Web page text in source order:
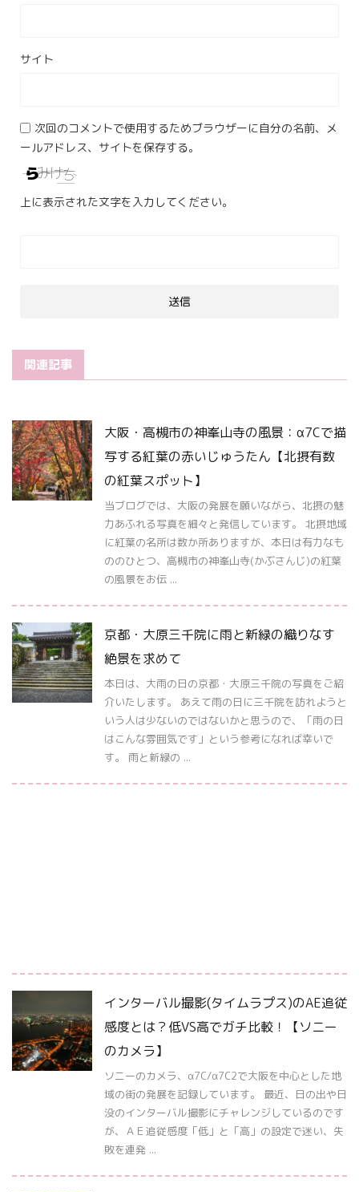
サイト
次回のコメントで使用するためブラウザーに自分の名前、メ
ールアドレス、サイトを保存する。
上に表示された文字を入力してください。
関連記事
大阪・高槻市の神峯山寺の風景：α7Cで描
写する紅葉の赤いじゅうたん【北摂有数
の紅葉スポット】
当ブログでは、大阪の発展を願いながら、北摂の魅
力あふれる写真を細々と発信しています。 北摂地域
に紅葉の名所は数か所ありますが、本日は有力なも
ののひとつ、高槻市の神峯山寺(かぶさんじ)の紅葉
の風景をお伝 ...
京都・大原三千院に雨と新緑の織りなす
絶景を求めて
本日は、大雨の日の京都・大原三千院の写真をご紹
介いたします。 あえて雨の日に三千院を訪れようと
いう人は少ないのではないかと思うので、「雨の日
はこんな雰囲気です」という参考になれば幸いで
す。 雨と新緑の ...
インターバル撮影(タイムラプス)のAE追従
感度とは？低VS高でガチ比較！【ソニー
のカメラ】
ソニーのカメラ、α7C/α7C2で大阪を中心とした地
域の街の発展を記録しています。 最近、日の出や日
没のインターバル撮影にチャレンジしているのです
が、ＡＥ追従感度「低」と「高」の設定で迷い、失
敗を連発 ...